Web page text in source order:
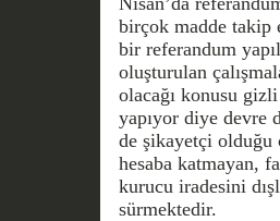
birçok madde takip
bir referandum
oluşturulan
olacağı konusu
yapıyor diye devre
de şikayetçi
hesaba katmayan,
kurucu iradesini
sürmektedir.